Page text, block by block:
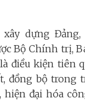
dựng
Bộ Chính trị,
điều kiện tiên
đồng bộ trong
đại hóa